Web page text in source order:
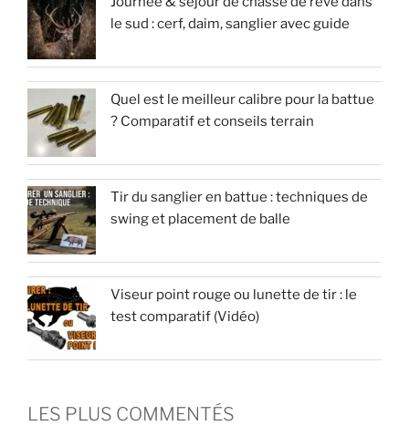
le sud : cerf, daim, sanglier avec guide
Quel est le meilleur calibre pour la battue
? Comparatif et conseils terrain
Tir du sanglier en battue : techniques de
swing et placement de balle
Viseur point rouge ou lunette de tir : le
test comparatif (Vidéo)
LES PLUS COMMENTÉS